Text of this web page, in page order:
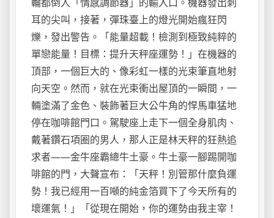
耳的尖叫，接著，彈珠臺上的燈光開始瘋狂閃
爍，發出警告。「能量超載！檢測到極致純粹的
單戀能量！目標：提升天秤座運勢！」在機器的
頂部，一個巨大的、像彩虹一樣的光束筆直地射
向天空。然而，就在光束衝出屋頂的一瞬間，一
輛塗滿了金色、裝飾著巨大公牛角的悍馬車猛地
停在咖啡館門口。駕駛座上走下一個全身肌肉、
戴著鑽石項圈的男人，那人正是林天秤的狂熱追
求者——金牛座霸總牛土豪。牛土豪一腳踢開咖
啡館的門，大聲宣布：「天秤！別管那什麼負運
勢！我已經用一百噸的純金箔買下了今天所有的
壞運氣！」「從現在開始，你的運勢由我主宰！